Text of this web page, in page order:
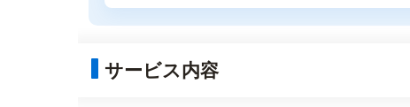
サービス内容